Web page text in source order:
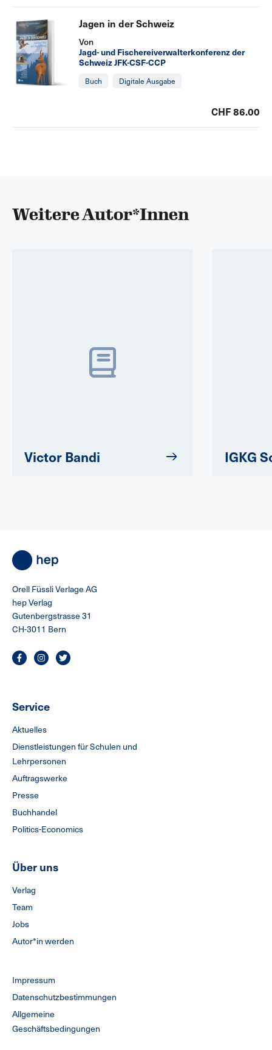
Jagen in der Schweiz
Von
Jagd- und Fischereiverwalterkonferenz der
Schweiz JFK-CSF-CCP
Buch Digitale Ausgabe
CHF 86.00
Weitere Autor*Innen
Victor Bandi IGKG
Orell Füssli Verlage AG
hep Verlag
Gutenbergstrasse 31
CH-3011 Bern
Service
Aktuelles
Dienstleistungen für Schulen und
Lehrpersonen
Auftragswerke
Presse
Buchhandel
Politics-Economics
Über uns
Verlag
Team
Jobs
Autor*in werden
Impressum
Datenschutzbestimmungen
Allgemeine
Geschäftsbedingungen